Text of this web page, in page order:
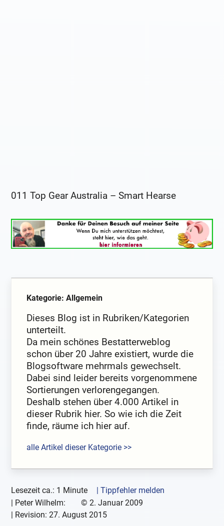
011 Top Gear Australia – Smart Hearse
Kategorie: Allgemein
Dieses Blog ist in Rubriken/Kategorien
unterteilt.
Da mein schönes Bestatterweblog
schon über 20 Jahre existiert, wurde die
Blogsoftware mehrmals gewechselt.
Dabei sind leider bereits vorgenommene
Sortierungen verlorengegangen.
Deshalb stehen über 4.000 Artikel in
dieser Rubrik hier. So wie ich die Zeit
finde, räume ich hier auf.
alle Artikel dieser Kategorie >>
Lesezeit ca.: 1 Minute
| Tippfehler melden
Peter Wilhelm: © 2. Januar 2009
| Revision:27. August 2015